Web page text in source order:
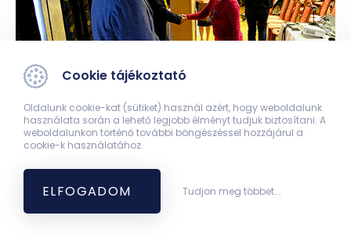
Cookie tájékoztató
Oldalunk cookie-kat (sütiket) használ azért, hogy weboldalunk
használata során a lehető legjobb élményt tudjuk biztosítani. A
weboldalunkon történő további böngészéssel hozzájárul a
cookie-k használatához.
ELFOGADOM Tudjon meg többet...